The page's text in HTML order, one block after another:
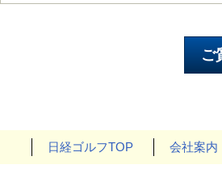
日経ゴルフTOP 会社案内